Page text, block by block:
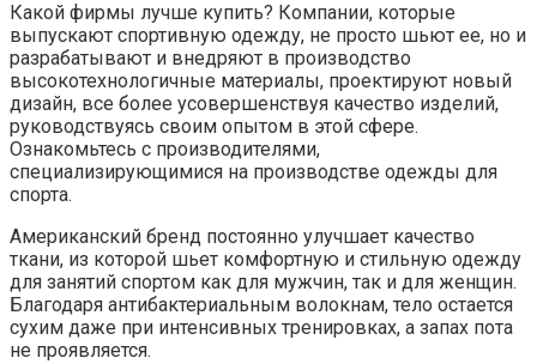
Какой фирмы лучше купить? Компании, которые
выпускают спортивную одежду, не просто шьют ее, но и
разрабатывают и внедряют в производство
высокотехнологичные материалы, проектируют новый
дизайн, все более усовершенствуя качество изделий,
руководствуясь своим опытом в этой сфере.
Ознакомьтесь с производителями,
специализирующимися на производстве одежды для
спорта.
Американский бренд постоянно улучшает качество
ткани, из которой шьет комфортную и стильную одежду
для занятий спортом как для мужчин, так и для женщин.
Благодаря антибактериальным волокнам, тело остается
сухим даже при интенсивных тренировках, а запах пота
не проявляется.